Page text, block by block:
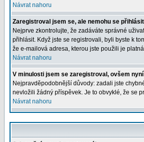
Návrat nahoru
Zaregistroval jsem se, ale nemohu se
Nejprve zkontrolujte, že zadáváte správné
přihlásit. Když jste se registrovali, byli byste k
že e-mailová adresa, kterou jste použili je
Návrat nahoru
V minulosti jsem se zaregistroval, ovšem
Nejpravděpodobnější důvody: zadali jste
nevložili žádný příspěvek. Je to obvyklé, že se
Návrat nahoru